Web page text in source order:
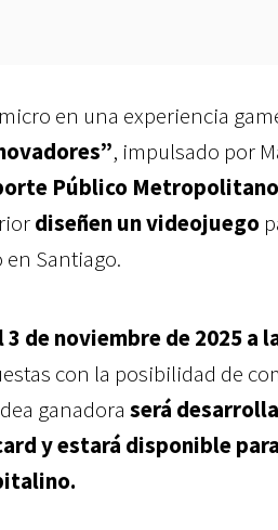
en una experiencia
, impulsado por
Público
diseñen un videojuego
Santiago.
de noviembre de 2025 a
con la posibilidad de
ganadora será
y estará disponible